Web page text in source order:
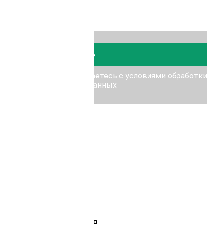
Отправить
Отправить, Вы соглашаетесь с условиями обработки
персональных данных
Лемана Про